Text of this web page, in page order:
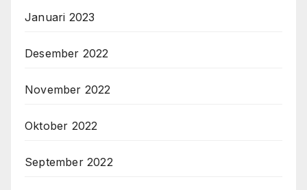
Januari 2023
Desember 2022
November 2022
Oktober 2022
September 2022